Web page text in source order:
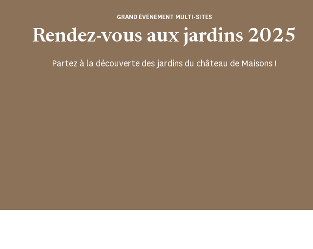
Rendez-vous aux jardins 2025
GRAND ÉVÉNEMENT MULTI-SITES
Partez à la découverte des jardins du château de Maisons !